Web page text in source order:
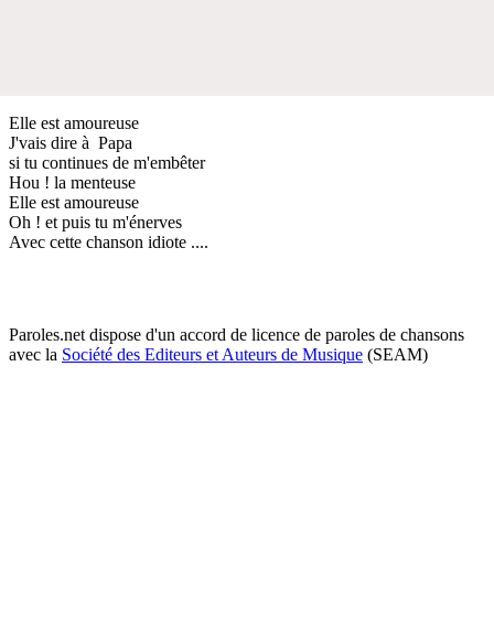
Elle est amoureuse
J'vais dire à Papa
si tu continues de m'embêter
Hou ! la menteuse
Elle est amoureuse
Oh ! et puis tu m'énerves
Avec cette chanson idiote ....
Paroles.net dispose d'un accord de licence de paroles de chansons
avec la Société des Editeurs et Auteurs de Musique (SEAM)